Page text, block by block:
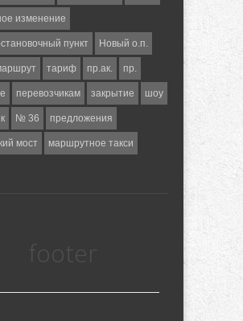
изменение
пункт Новый о.п.
тариф пр.ак. пр.
перевозчикам закрытие шоу
№ 36 предложения
мост маршрутное такси
footer